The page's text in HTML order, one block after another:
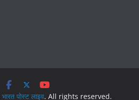
भारत पोस्ट लाइव. All rights reserved.